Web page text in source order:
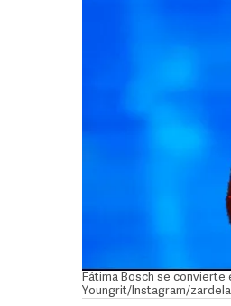
Fátima Bosch se convierte
Youngrit/Instagram/